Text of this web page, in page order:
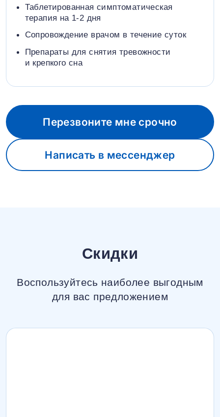
Таблетированная симптоматическая
терапия на 1-2 дня
Сопровождение врачом в течение суток
Препараты для снятия тревожности
и крепкого сна
Перезвоните мне срочно
Написать в мессенджер
Скидки
Воспользуйтесь наиболее выгодным
для вас предложением